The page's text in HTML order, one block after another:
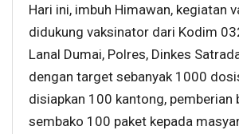
Hari ini, imbuh Himawan, kegiatan
didukung vaksinator dari Kodim
Lanal Dumai, Polres, Dinkes
dengan target sebanyak 1000
disiapkan 100 kantong, pemberian
sembako 100 paket kepada